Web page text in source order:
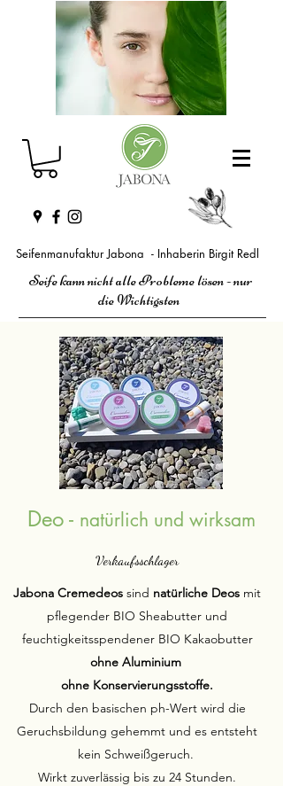
Seifenmanufaktur Jabona - Inhaberin Birgit Redl
Seife kann nicht alle Probleme lösen - nur
die Wichtigsten
Deo - natürlich und wirksam
Verkaufsschlager
Jabona Cremedeos sind natürliche Deos mit
pflegender BIO Sheabutter und
feuchtigkeitsspendener BIO Kakaobutter
ohne Aluminium
ohne Konservierungsstoffe.
Durch den basischen ph-Wert wird die
Geruchsbildung gehemmt und es entsteht
kein Schweißgeruch.
Wirkt zuverlässig bis zu 24 Stunden.